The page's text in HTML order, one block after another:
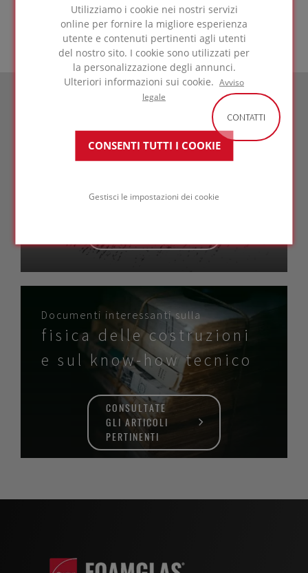
Utilizziamo i cookie nei nostri servizi
online per fornire la migliore esperienza
utente e contenuti pertinenti agli utenti
del nostro sito. I cookie sono utilizzati per
la personalizzazione degli annunci.
Ulteriori informazioni sui cookie. Avviso
legale
CONSENTI TUTTI I COOKIE
Gestisci le impostazioni dei cookie
raccomanda vivamente di attenersi
rigorosamente ai calcoli dello strutturista.
State cercando
una soluzione specifica?
Documenti interessanti sulla
fisica delle costruzioni
e sul know-how tecnico
CONSULTATE
GLI ARTICOLI
PERTINENTI
CONTATTI